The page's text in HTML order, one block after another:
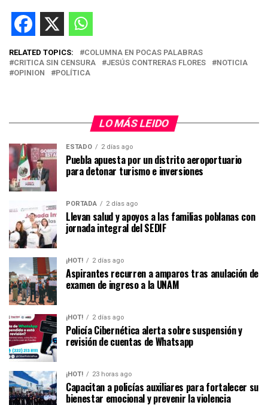
RELATED TOPICS:
COLUMNA EN POCAS PALABRAS
CRITICA SIN CENSURA
JESÚS CONTRERAS FLORES
NOTICIA
OPINION
POLÍTICA
LO MÁS LEIDO
ESTADO 2 días ago
Puebla apuesta por un distrito aeroportuario
para detonar turismo e inversiones
PORTADA 2 días ago
Llevan salud y apoyos a las familias poblanas con
jornada integral del SEDIF
¡HOT! 2 días ago
Aspirantes recurren a amparos tras anulación de
examen de ingreso a la UNAM
¡HOT! 2 días ago
Policía Cibernética alerta sobre suspensión y
revisión de cuentas de Whatsapp
¡HOT! 23 horas ago
Capacitan a policías auxiliares para fortalecer su
bienestar emocional y prevenir la violencia